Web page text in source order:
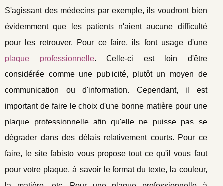
S'agissant des médecins par exemple, ils voudront bien
évidemment que les patients n'aient aucune difficulté
pour les retrouver. Pour ce faire, ils font usage d'une
plaque professionnelle. Celle-ci est loin d'être
considérée comme une publicité, plutôt un moyen de
communication ou d'information. Cependant, il est
important de faire le choix d'une bonne matière pour une
plaque professionnelle afin qu'elle ne puisse pas se
dégrader dans des délais relativement courts. Pour ce
faire, le site fabisto vous propose tout ce qu'il vous faut
pour votre plaque, à savoir le format du texte, la couleur,